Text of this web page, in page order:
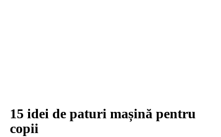
15 idei de paturi mașină pentru
copii